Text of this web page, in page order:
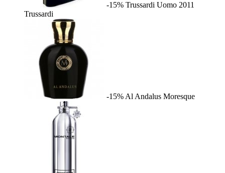
-15% Trussardi Uomo 2011
Trussardi
-15% Al Andalus Moresque